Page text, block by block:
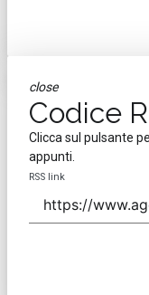
close
Codice
Clicca sul pulsante
appunti.
RSS link